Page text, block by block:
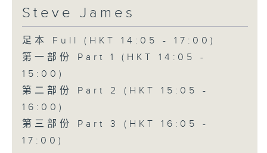
Steve James
足本 Full (HKT 14:05 - 17:00)
第一部份 Part 1 (HKT 14:05 -
15:00)
第二部份 Part 2 (HKT 15:05 -
16:00)
第三部份 Part 3 (HKT 16:05 -
17:00)